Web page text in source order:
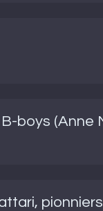
boys (Anne